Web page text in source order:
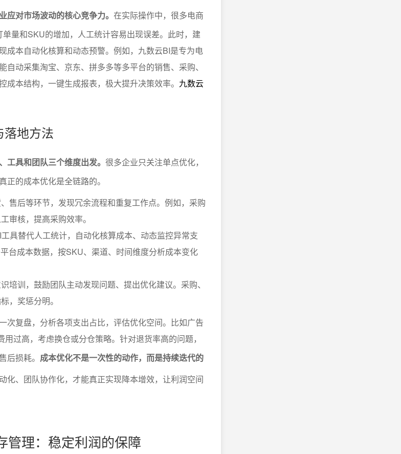
对市场波动的核心竞争力。 在实际操作中，很多电商
量和SKU的增加，人工统计容易出现误差。此时，建
成本自动化核算和动态预警。例如，九数云BI是专为电
动采集淘宝、京东、拼多多等多平台的销售、采购、
本结构，一键生成报表，极大提升决策效率。 九数云
地方法
工具和团队三个维度出发。 很多企业只关注单点优化，
正的成本优化是全链路的。
售后等环节，发现冗余流程和重复工作点。例如，采购
审核，提高采购效率。
具替代人工统计，自动化核算成本、动态监控异常支
台成本数据，按SKU、渠道、时间维度分析成本变化
培训，鼓励团队主动发现问题、提出优化建议。采购、
，奖惩分明。
次复盘，分析各项支出占比，评估优化空间。比如广告
过高，考虑换仓或分仓策略。针对退货率高的问题，
后损耗。 成本优化不是一次性的动作，而是持续迭代的
化、团队协作化，才能真正实现降本增效，让利润空间
管理：稳定利润的保障